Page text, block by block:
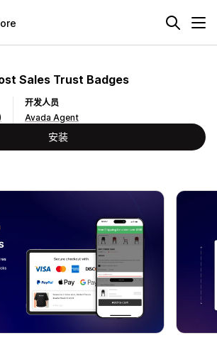
Sales Trust Badges
开发人员
Avada Agent
安装